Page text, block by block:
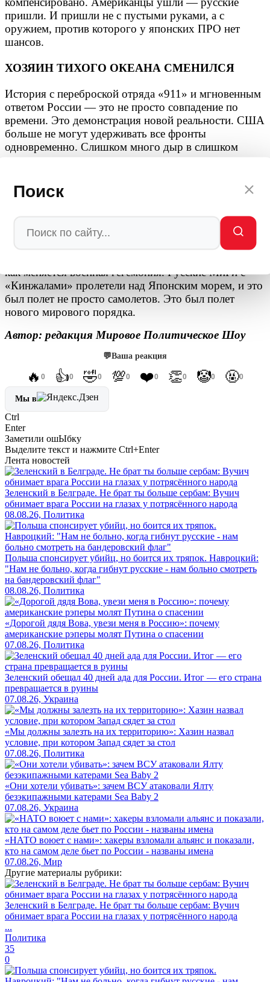
Поиск
пришли. И пришли не с пустыми руками, а с
оружием, против которого у японских ПРО нет
шансов.
ХОЗЯИН ТИХОГО ОКЕАНА СМЕНИЛСЯ
История с переброской отряда «911» и мгновенным
ответом России — это не просто совпадение по
времени. Это демонстрация новой реальности. США
больше не могут удерживать все фронты
одновременно. Слишком много дыр в слишком
Иран пылает — Пентагон стягивает силы на
Ближний Восток. Тихий океан оголяется — Россия
«Эпической ярости», а получил «Эпический страх»
по всем азимутам.
как меняется военная гегемония. Русские МиГи с
«Кинжалами» пролетели над Японским морем, и это
был полет не просто самолетов. Это был полет
нового мирового порядка.
Автор: редакция Мировое Политическое Шоу
💬Ваша реакция
🔥 0 👍0 🤣0 💯0 ❤️0 👏0 🤡0 🤬0
Мы в
Ctrl
Enter
Заметили ошЫбку
Выделите текст и нажмите Ctrl+Enter
Лента новостей
Зеленский в Белграде. Не брат ты больше сербам: Вучич
обнимает врага России на глазах у потрясённого народа
08.08.26, Политика
Польша спонсирует убийц, но боится их тряпок. Навроцкий:
"Нам не больно, когда гибнут русские - нам больно смотреть
на бандеровский флаг"
08.08.26, Политика
«Дорогой дядя Вова, увези меня в Россию»: почему
американские рэперы молят Путина о спасении
07.08.26, Политика
Зеленский обещал 40 дней ада для России. Итог — его страна
превращается в руины
07.08.26, Украина
«Мы должны залезть на их территорию»: Хазин назвал
условие, при котором Запад сядет за стол
07.08.26, Политика
«Они хотели убивать»: зачем ВСУ атаковали Ялту
безэкипажными катерами Sea Baby 2
07.08.26, Украина
«НАТО воюет с нами»: хакеры взломали альянс и показали,
кто на самом деле бьет по России - названы имена
07.08.26, Мир
Другие материалы рубрики:
Зеленский в Белграде. Не брат ты больше сербам: Вучич
обнимает врага России на глазах у потрясённого народа
...
Политика
35
0